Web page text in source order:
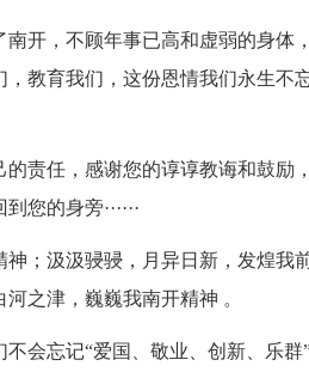
开，不顾年事已高和虚弱的身体
教育我们，这份恩情我们永生不
责任，感谢您的谆谆教诲和鼓励
您的身旁······
；汲汲骎骎，月异日新，发煌我
之津，巍巍我南开精神 。
会忘记“爱国、敬业、创新、乐